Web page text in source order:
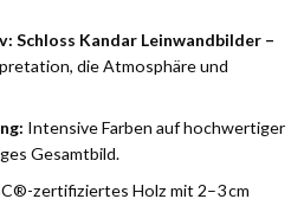
Schloss Kandar Leinwandbilder –
die Atmosphäre und
Intensive Farben auf hochwertiger
Gesamtbild.
zertifiziertes Holz mit 2–3 cm